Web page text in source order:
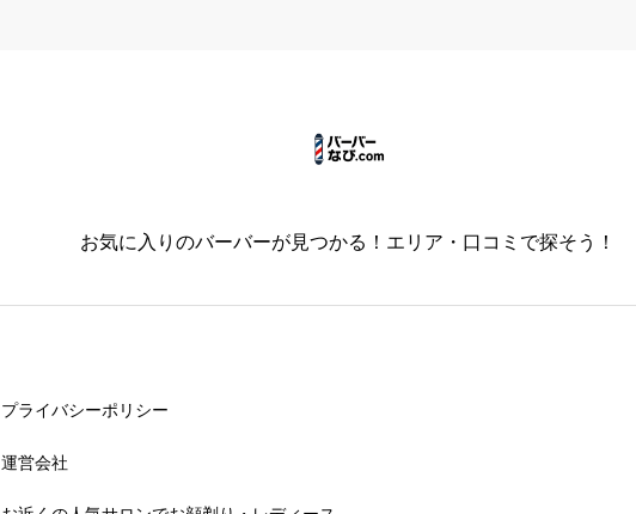

お気に入りのバーバーが見つかる！エリア・口コミで探そう！
プライバシーポリシー
運営会社